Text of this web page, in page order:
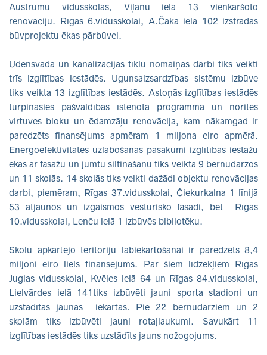
Austrumu vidusskolas, Viļānu iela 13 vienkāršoto
renovāciju. Rīgas 6.vidusskolai, A.Čaka ielā 102 izstrādās
būvprojektu ēkas pārbūvei.
Ūdensvada un kanalizācijas tīklu nomaiņas darbi tiks veikti
trīs izglītības iestādēs. Ugunsaizsardzības sistēmu izbūve
tiks veikta 13 izglītības iestādēs. Astoņās izglītības iestādēs
turpināsies pašvaldības īstenotā programma un noritēs
virtuves bloku un ēdamzāļu renovācija, kam nākamgad ir
paredzēts finansējums apmēram 1 miljona eiro apmērā.
Energoefektivitātes uzlabošanas pasākumi izglītības iestāžu
ēkās ar fasāžu un jumtu siltināšanu tiks veikta 9 bērnudārzos
un 11 skolās. 14 skolās tiks veikti dažādi objektu renovācijas
darbi, piemēram, Rīgas 37.vidusskolai, Čiekurkalna 1 līnijā
53 atjaunos un izgaismos vēsturisko fasādi, bet Rīgas
10.vidusskolai, Lenču ielā 1 izbūvēs bibliotēku.
Skolu apkārtējo teritoriju labiekārtošanai ir paredzēts 8,4
miljoni eiro liels finansējums. Par šiem līdzekļiem Rīgas
Juglas vidusskolai, Kvēles ielā 64 un Rīgas 84.vidusskolai,
Lielvārdes ielā 141tiks izbūvēti jauni sporta stadioni un
uzstādītas jaunas iekārtas. Pie 22 bērnudārziem un 2
skolām tiks izbūvēti jauni rotaļlaukumi. Savukārt 11
izglītības iestādēs tiks uzstādīts jauns nožogojums.